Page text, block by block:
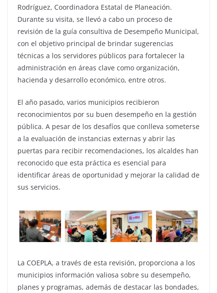
Rodríguez, Coordinadora Estatal de Planeación.
Durante su visita, se llevó a cabo un proceso de
revisión de la guía consultiva de Desempeño Municipal,
con el objetivo principal de brindar sugerencias
técnicas a los servidores públicos para fortalecer la
administración en áreas clave como organización,
hacienda y desarrollo económico, entre otros.
El año pasado, varios municipios recibieron
reconocimientos por su buen desempeño en la gestión
pública. A pesar de los desafíos que conlleva someterse
a la evaluación de instancias externas y abrir las
puertas para recibir recomendaciones, los alcaldes han
reconocido que esta práctica es esencial para
identificar áreas de oportunidad y mejorar la calidad de
sus servicios.
La COEPLA, a través de esta revisión, proporciona a los
municipios información valiosa sobre su desempeño,
planes y programas, además de destacar las bondades,